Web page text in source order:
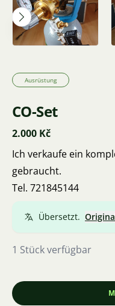
Ausrüstung
CO-Set
2.000 Kč
Ich verkaufe ein
gebraucht.
Tel. 721845144
Übersetzt.
1 Stück verfügbar